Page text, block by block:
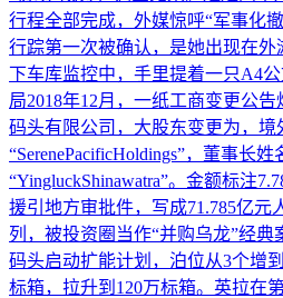
行程全部完成，外媒惊呼“军事化
行踪第一次被确认，是她出现在
下车库监控中，手里提着一只A4
局2018年12月，一纸工商变更公
码头有限公司，大股东变更为，境
“SerenePacificHoldings”，董事长姓
“YingluckShinawatra”。金额标注
援引地方审批件，写成71.785亿元
列，被投资圈当作“并购乌龙”经典
码头启动扩能计划，泊位从3个增
标箱，拉升到120万标箱。英拉在